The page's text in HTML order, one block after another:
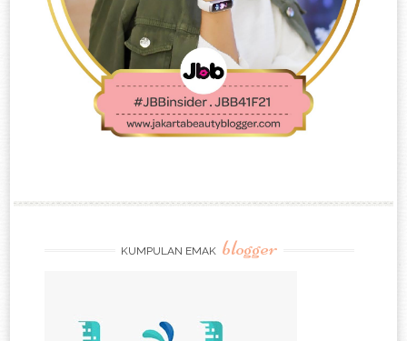
KUMPULAN EMAK blogger